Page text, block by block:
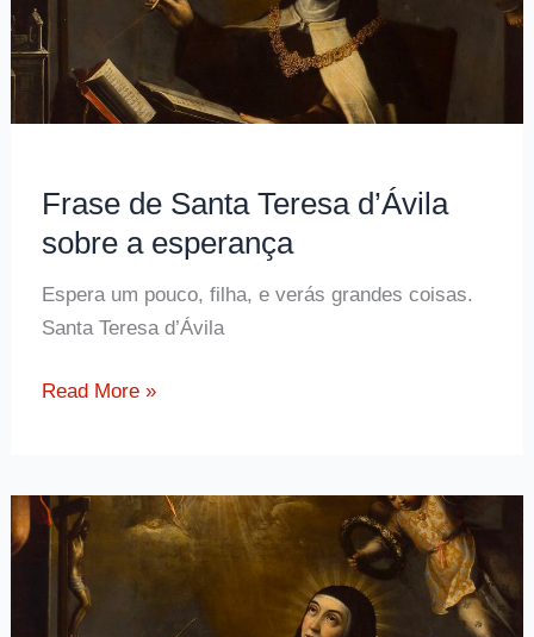
Frase de Santa Teresa d’Ávila
sobre a esperança
Espera um pouco, filha, e verás grandes coisas.
Santa Teresa d’Ávila
Frase
Teresa
d’Ávila
sobre
esperança
Read More »